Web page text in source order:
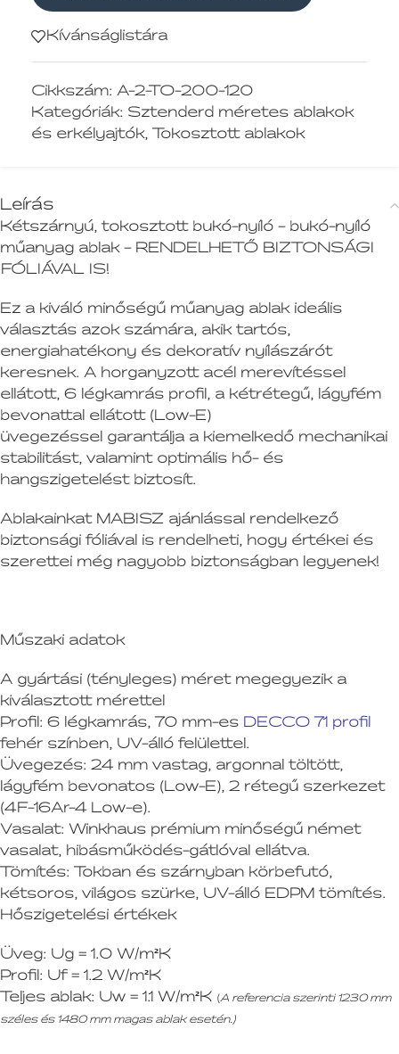
Kívánságlistára
Cikkszám: A-2-TO-200-120
Kategóriák: Sztenderd méretes ablakok
és erkélyajtók, Tokosztott ablakok
Leírás
Kétszárnyú, tokosztott bukó-nyíló – bukó-nyíló
műanyag ablak – RENDELHETŐ BIZTONSÁGI
FÓLIÁVAL IS!
Ez a kiváló minőségű műanyag ablak ideális
választás azok számára, akik tartós,
energiahatékony és dekoratív nyílászárót
keresnek. A horganyzott acél merevítéssel
ellátott, 6 légkamrás profil, a kétrétegű, lágyfém
bevonattal ellátott (Low-E)
üvegezéssel garantálja a kiemelkedő mechanikai
stabilitást, valamint optimális hő- és
hangszigetelést biztosít.
Ablakainkat MABISZ ajánlással rendelkező
biztonsági fóliával is rendelheti, hogy értékei és
szerettei még nagyobb biztonságban legyenek!
Műszaki adatok
A gyártási (tényleges) méret megegyezik a
kiválasztott mérettel
Profil: 6 légkamrás, 70 mm-es DECCO 71 profil
fehér színben, UV-álló felülettel.
Üvegezés: 24 mm vastag, argonnal töltött,
lágyfém bevonatos (Low-E), 2 rétegű szerkezet
(4F-16Ar-4 Low-e).
Vasalat: Winkhaus prémium minőségű német
vasalat, hibásműködés-gátlóval ellátva.
Tömítés: Tokban és szárnyban körbefutó,
kétsoros, világos szürke, UV-álló EDPM tömítés.
Hőszigetelési értékek
Üveg: Ug = 1.0 W/m²K
Profil: Uf = 1.2 W/m²K
Teljes ablak: Uw = 1.1 W/m²K (A referencia szerinti 1230 mm
széles és 1480 mm magas ablak esetén.)